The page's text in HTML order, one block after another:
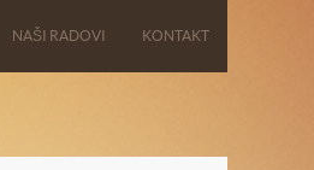
NAŠI RADOVI KONTAKT